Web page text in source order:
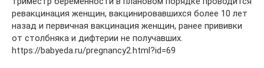
ревакцинация женщин, вакцинировавшихся более 10 лет
назад и первичная вакцинация женщин, ранее прививки
от столбняка и дифтерии не получавших.
https://babyeda.ru/pregnancy2.html?id=69